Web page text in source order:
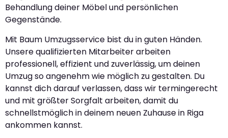
Behandlung deiner Möbel und persönlichen
Gegenstände.
Mit Baum Umzugsservice bist du in guten Händen.
Unsere qualifizierten Mitarbeiter arbeiten
professionell, effizient und zuverlässig, um deinen
Umzug so angenehm wie möglich zu gestalten. Du
kannst dich darauf verlassen, dass wir termingerecht
und mit größter Sorgfalt arbeiten, damit du
schnellstmöglich in deinem neuen Zuhause in Riga
ankommen kannst.